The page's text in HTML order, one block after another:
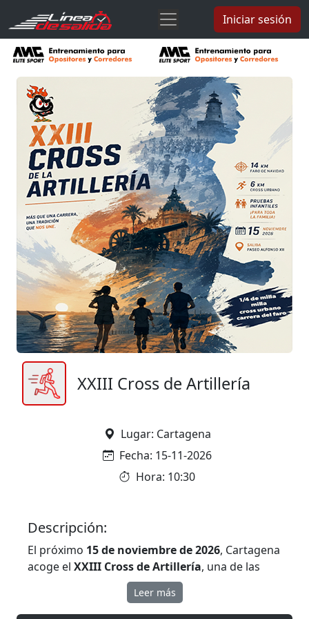
Iniciar sesión
XXIII Cross de Artillería
Lugar: Cartagena
Fecha: 15-11-2026
Hora: 10:30
Descripción:
El próximo 15 de noviembre de 2026, Cartagena
acoge el XXIII Cross de Artillería, una de las
pruebas más emblemáticas del calendario
runner, con gran repercusión tanto a nivel
Leer más